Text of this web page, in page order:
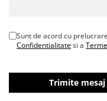
Sunt de acord cu
Confidentialitatesi a